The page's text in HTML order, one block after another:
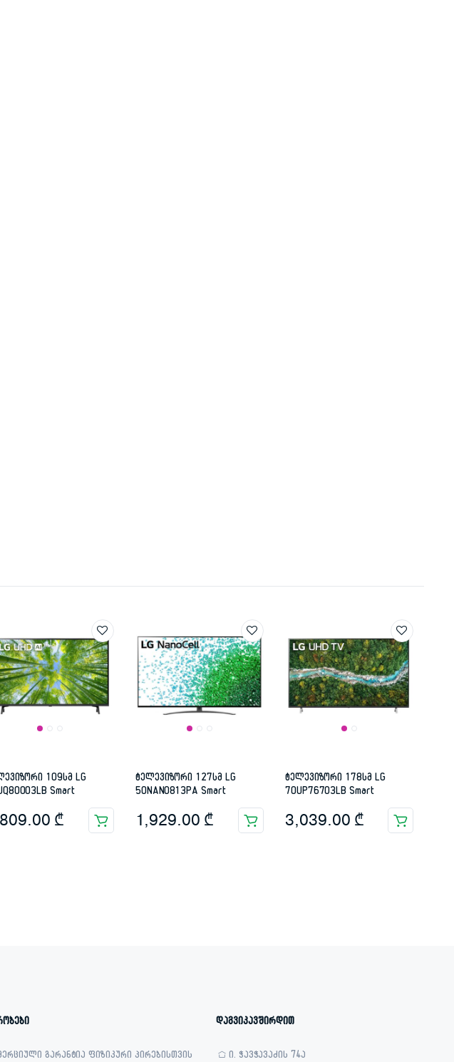
109სმ LG
Smart
₾
ტელევიზორი 127სმ LG
50NANO813PA Smart
1,929.00 ₾
ტელევიზორი 178სმ LG
70UP76703LB Smart
3,039.00 ₾
გარანტია ფიზიკური პირებისთვის
დაგვიკავშირდით
ი. ჭავჭავაძის 74ა